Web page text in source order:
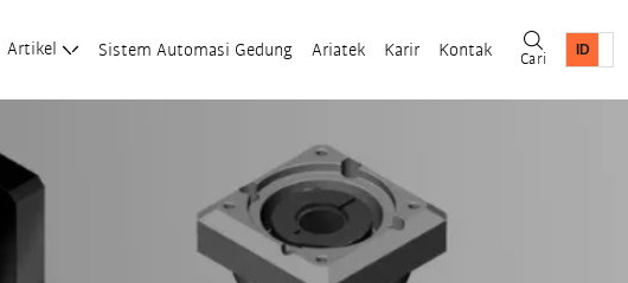
Artikel Sistem Automasi Gedung Ariatek Karir Kontak Cari